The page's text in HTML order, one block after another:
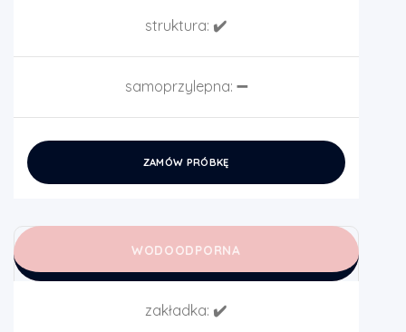
struktura: ✔️
samoprzylepna: ➖
ZAMÓW PRÓBKĘ
WODOODPORNA
zakładka: ✔️